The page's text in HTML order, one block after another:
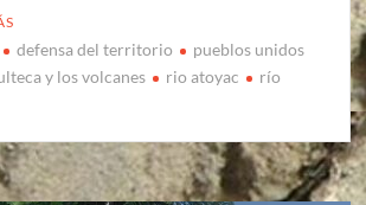
defensa del territorio
pueblos unidos
y los volcanes
rio atoyac
río